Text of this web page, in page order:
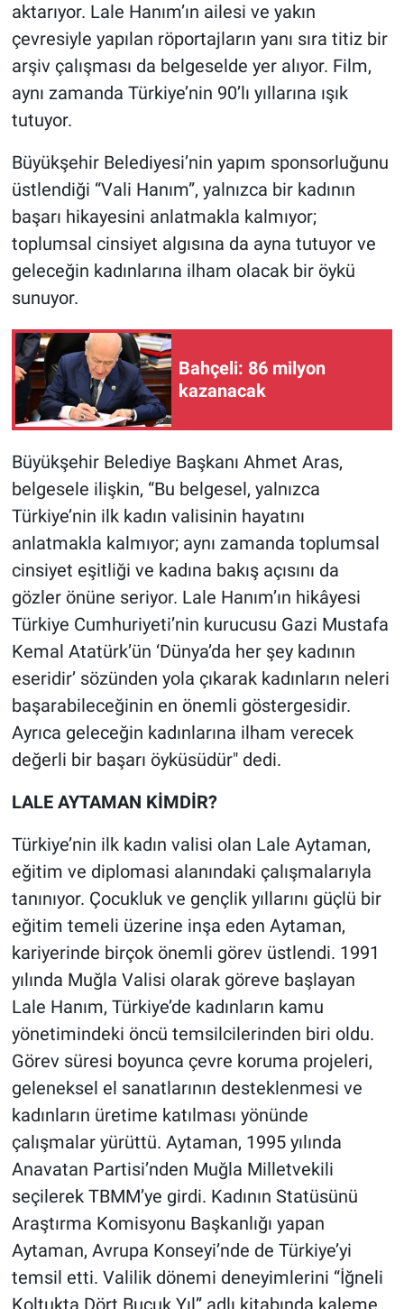
aktarıyor. Lale Hanım’ın ailesi ve yakın
çevresiyle yapılan röportajların yanı sıra titiz bir
arşiv çalışması da belgeselde yer alıyor. Film,
aynı zamanda Türkiye’nin 90’lı yıllarına ışık
tutuyor.
Büyükşehir Belediyesi’nin yapım sponsorluğunu
üstlendiği “Vali Hanım”, yalnızca bir kadının
başarı hikayesini anlatmakla kalmıyor;
toplumsal cinsiyet algısına da ayna tutuyor ve
geleceğin kadınlarına ilham olacak bir öykü
sunuyor.
Bahçeli: 86 milyon
kazanacak
Büyükşehir Belediye Başkanı Ahmet Aras,
belgesele ilişkin, “Bu belgesel, yalnızca
Türkiye’nin ilk kadın valisinin hayatını
anlatmakla kalmıyor; aynı zamanda toplumsal
cinsiyet eşitliği ve kadına bakış açısını da
gözler önüne seriyor. Lale Hanım’ın hikâyesi
Türkiye Cumhuriyeti’nin kurucusu Gazi Mustafa
Kemal Atatürk’ün ‘Dünya’da her şey kadının
eseridir’ sözünden yola çıkarak kadınların neleri
başarabileceğinin en önemli göstergesidir.
Ayrıca geleceğin kadınlarına ilham verecek
değerli bir başarı öyküsüdür" dedi.
LALE AYTAMAN KİMDİR?
Türkiye’nin ilk kadın valisi olan Lale Aytaman,
eğitim ve diplomasi alanındaki çalışmalarıyla
tanınıyor. Çocukluk ve gençlik yıllarını güçlü bir
eğitim temeli üzerine inşa eden Aytaman,
kariyerinde birçok önemli görev üstlendi. 1991
yılında Muğla Valisi olarak göreve başlayan
Lale Hanım, Türkiye’de kadınların kamu
yönetimindeki öncü temsilcilerinden biri oldu.
Görev süresi boyunca çevre koruma projeleri,
geleneksel el sanatlarının desteklenmesi ve
kadınların üretime katılması yönünde
çalışmalar yürüttü. Aytaman, 1995 yılında
Anavatan Partisi’nden Muğla Milletvekili
seçilerek TBMM’ye girdi. Kadının Statüsünü
Araştırma Komisyonu Başkanlığı yapan
Aytaman, Avrupa Konseyi’nde de Türkiye’yi
temsil etti. Valilik dönemi deneyimlerini “İğneli
Koltukta Dört Buçuk Yıl” adlı kitabında kaleme
Kültür Sanat
Ne demişti
Nedir
Programlar
Sağlık
Spor
Teknoloji
Türkiye'nin Geleceği
Türkiye'nin Gündemi
Yerel Gündem
Yerel Yaşam
Canlı Yayın